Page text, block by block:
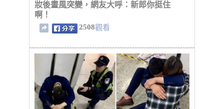
妝後畫風突變，網友大呼：新郎你挺住
啊！
2508觀看